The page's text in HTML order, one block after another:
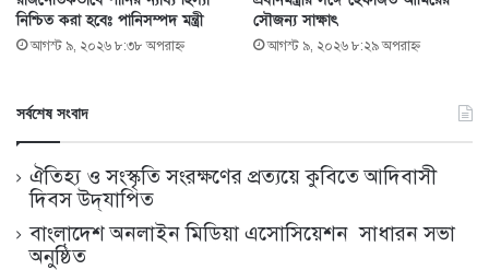
নিশ্চিত করা হবেঃ পানিসম্পদ মন্ত্রী
আগস্ট ৯, ২০২৬ ৮:৩৮ অপরাহ্ণ
সৌজন্য সাক্ষাৎ
আগস্ট ৯, ২০২৬ ৮:২৯ অপরাহ্ণ
সর্বশেষ সংবাদ
ঐতিহ্য ও সংস্কৃতি সংরক্ষণের প্রত্যয়ে কুবিতে আদিবাসী
দিবস উদ্‌যাপিত
বাংলাদেশ অনলাইন মিডিয়া এসোসিয়েশন সাধারন সভা
অনুষ্ঠিত